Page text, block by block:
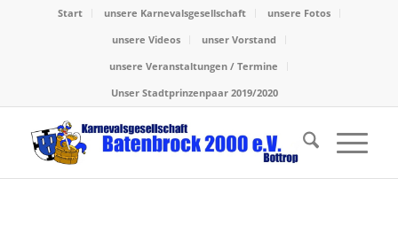
Start unsere Karnevalsgesellschaft
unsere Fotos
unsere Videos
unser Vorstand
unsere Veranstaltungen / Termine
Unser Stadtprinzenpaar 2019/2020